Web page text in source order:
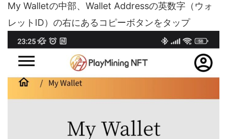
My Walletの中部、Wallet Addressの英数字（ウォ
レットID）の右にあるコピーボタンをタップ